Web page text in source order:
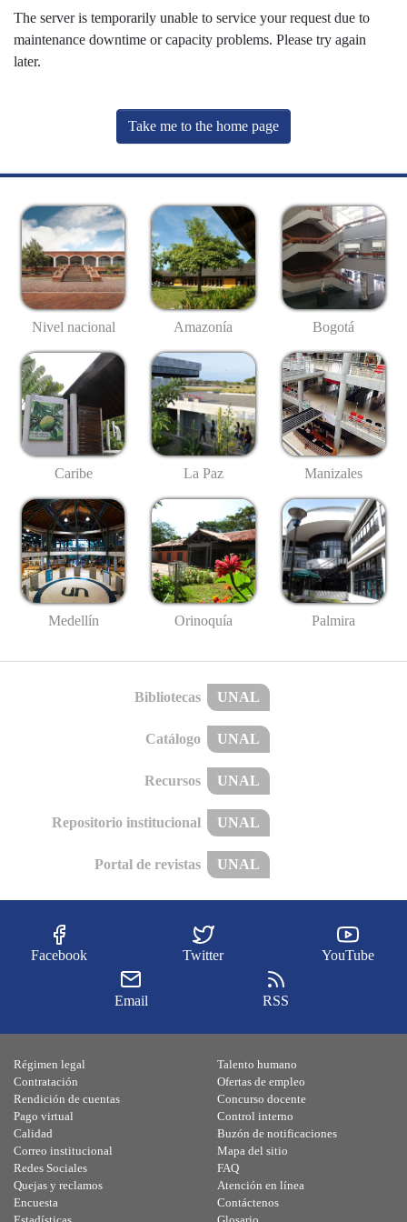
The server is temporarily unable to service your request due to
maintenance downtime or capacity problems. Please try again
later.
Take me to the home page
Nivel nacional Amazonía Bogotá
Caribe La Paz Manizales
Medellín Orinoquía Palmira
Bibliotecas UNAL
Catálogo UNAL
Recursos UNAL
Repositorio institucional UNAL
Portal de revistas UNAL
Facebook Twitter YouTube
Email RSS
Régimen legal
Contratación
Rendición de cuentas
Pago virtual
Calidad
Talento humano
Ofertas de empleo
Concurso docente
Control interno
Buzón de notificaciones
Correo institucional
Redes Sociales
Quejas y reclamos
Encuesta
Mapa del sitio
FAQ
Atención en línea
Contáctenos